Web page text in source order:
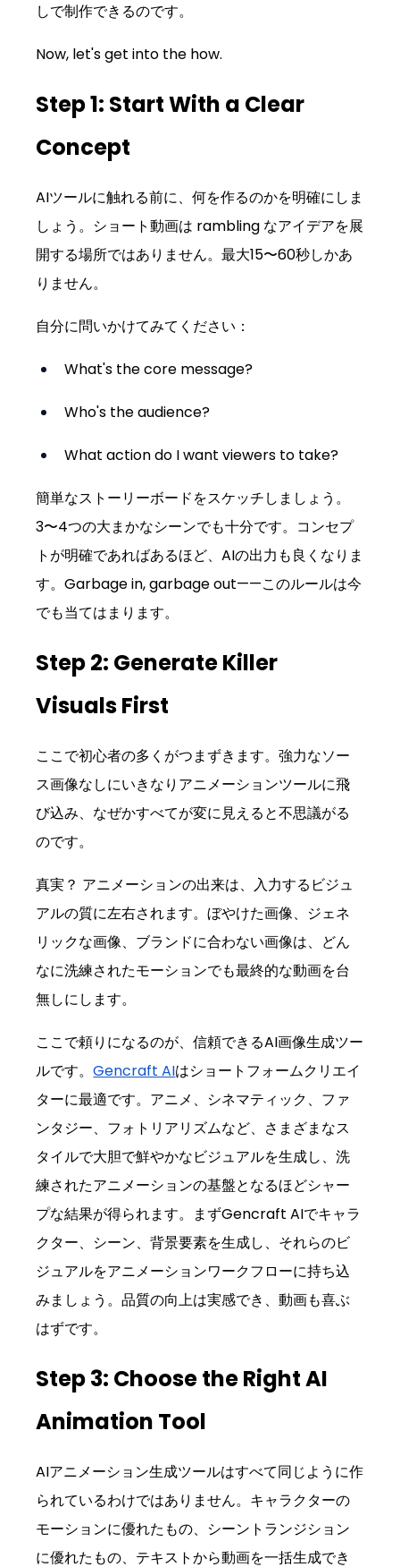
しで制作できるのです。
Now, let's get into the how.
Step 1: Start With a Clear
Concept
AIツールに触れる前に、何を作るのかを明確にしま
しょう。ショート動画は rambling なアイデアを展
開する場所ではありません。最大15〜60秒しかあ
りません。
自分に問いかけてみてください：
What's the core message?
Who's the audience?
What action do I want viewers to take?
簡単なストーリーボードをスケッチしましょう。
3〜4つの大まかなシーンでも十分です。コンセプ
トが明確であればあるほど、AIの出力も良くなりま
す。Garbage in, garbage out——このルールは今
でも当てはまります。
Step 2: Generate Killer
Visuals First
ここで初心者の多くがつまずきます。強力なソー
ス画像なしにいきなりアニメーションツールに飛
び込み、なぜかすべてが変に見えると不思議がる
のです。
真実？ アニメーションの出来は、入力するビジュ
アルの質に左右されます。ぼやけた画像、ジェネ
リックな画像、ブランドに合わない画像は、どん
なに洗練されたモーションでも最終的な動画を台
無しにします。
ここで頼りになるのが、信頼できるAI画像生成ツー
ルです。Gencraft AIはショートフォームクリエイ
ターに最適です。アニメ、シネマティック、ファ
ンタジー、フォトリアリズムなど、さまざまなス
タイルで大胆で鮮やかなビジュアルを生成し、洗
練されたアニメーションの基盤となるほどシャー
プな結果が得られます。まずGencraft AIでキャラ
クター、シーン、背景要素を生成し、それらのビ
ジュアルをアニメーションワークフローに持ち込
みましょう。品質の向上は実感でき、動画も喜ぶ
はずです。
Step 3: Choose the Right AI
Animation Tool
AIアニメーション生成ツールはすべて同じように作
られているわけではありません。キャラクターの
モーションに優れたもの、シーントランジション
に優れたもの、テキストから動画を一括生成でき